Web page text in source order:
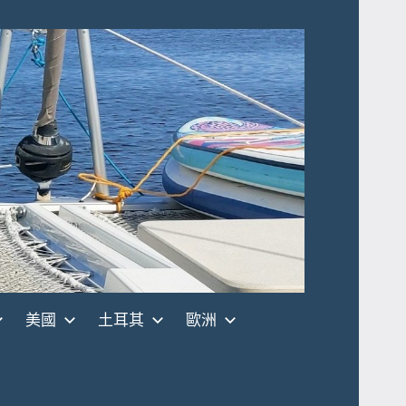
美國 土耳其 歐洲